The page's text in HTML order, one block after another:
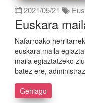
2021/05/21
Euskara
Nafarroako
euskara maila
maila egiaztatzeko
batez ere,
Gehiago